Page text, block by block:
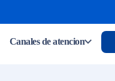
Canales de atencion